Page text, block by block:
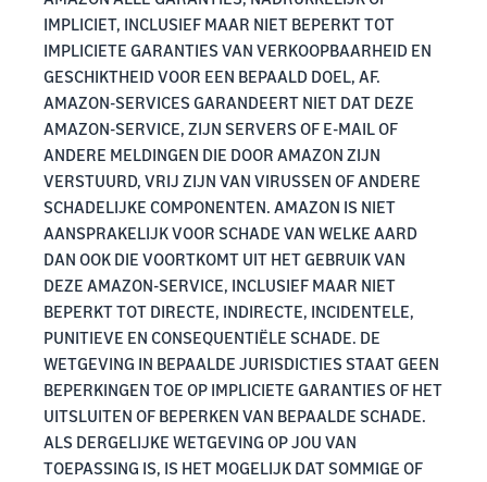
IMPLICIET, INCLUSIEF MAAR NIET BEPERKT TOT
IMPLICIETE GARANTIES VAN VERKOOPBAARHEID EN
GESCHIKTHEID VOOR EEN BEPAALD DOEL, AF.
AMAZON-SERVICES GARANDEERT NIET DAT DEZE
AMAZON-SERVICE, ZIJN SERVERS OF E-MAIL OF
ANDERE MELDINGEN DIE DOOR AMAZON ZIJN
VERSTUURD, VRIJ ZIJN VAN VIRUSSEN OF ANDERE
SCHADELIJKE COMPONENTEN. AMAZON IS NIET
AANSPRAKELIJK VOOR SCHADE VAN WELKE AARD
DAN OOK DIE VOORTKOMT UIT HET GEBRUIK VAN
DEZE AMAZON-SERVICE, INCLUSIEF MAAR NIET
BEPERKT TOT DIRECTE, INDIRECTE, INCIDENTELE,
PUNITIEVE EN CONSEQUENTIËLE SCHADE. DE
WETGEVING IN BEPAALDE JURISDICTIES STAAT GEEN
BEPERKINGEN TOE OP IMPLICIETE GARANTIES OF HET
UITSLUITEN OF BEPERKEN VAN BEPAALDE SCHADE.
ALS DERGELIJKE WETGEVING OP JOU VAN
TOEPASSING IS, IS HET MOGELIJK DAT SOMMIGE OF